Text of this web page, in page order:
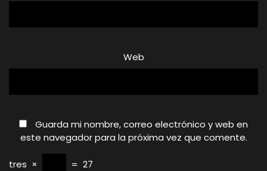
Web
Guarda mi nombre, correo electrónico y web en
este navegador para la próxima vez que comente.
tres × = 27